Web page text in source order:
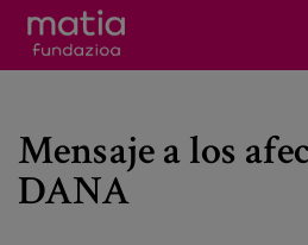
Servicios
Eventos
Mensaje a los
DANA